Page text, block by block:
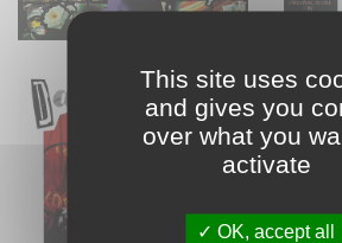
This site uses
and gives you
over what you
activate
OK, accept all